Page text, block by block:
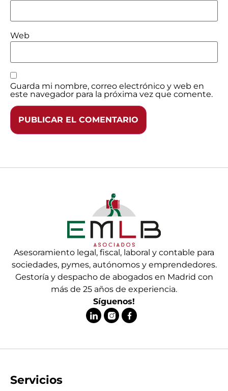
Web
Guarda mi nombre, correo electrónico y web en
este navegador para la próxima vez que comente.
Asesoramiento legal, fiscal, laboral y contable para
sociedades, pymes, autónomos y emprendedores.
Gestoría y despacho de abogados en Madrid con
más de 25 años de experiencia.
Síguenos!
Servicios